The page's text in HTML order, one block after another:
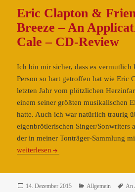
Eric Clapton &
Breeze – An
Cale – CD-Review
Ich bin mir sicher, dass es vermutlich
Person so hart getroffen hat wie Eric
letzten Jahr vom plötzlichen
einem seiner größten musikalischen
hatte. Auch ich war natürlich traurig
eigenbrötlerischen Singer/Sonwriters
der in meiner Tonträger-Sammlung
weiterlesen
Veröffentlicht
14. Dezember 2015 Kategorien
Allgemein An